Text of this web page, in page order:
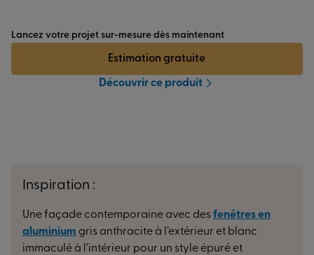
Lancez votre projet sur-mesure dès maintenant
Estimation gratuite
Découvrir ce produit
Inspiration :
Une façade contemporaine avec des fenêtres en
aluminium gris anthracite à l’extérieur et blanc
immaculé à l’intérieur pour un style épuré et